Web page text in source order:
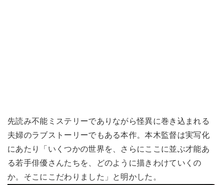
先読み不能ミステリーでありながら怪異に巻き込まれる
夫婦のラブストーリーでもある本作。本木監督は実写化
にあたり「いくつかの世界を、さらにここに並ぶ才能あ
る若手俳優さんたちを、どのように描きわけていくの
か。そこにこだわりました」と明かした。